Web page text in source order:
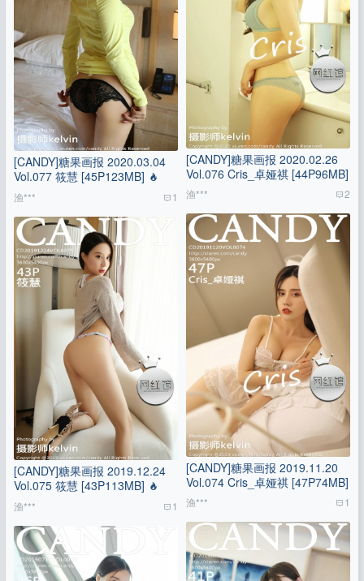
[CANDY]糖果画报 2020.03.04
Vol.077 筱慧 [45P123MB]
渔*** 1
[CANDY]糖果画报 2019.12.24
Vol.075 筱慧 [43P113MB]
渔*** 1
[CANDY]糖果画报 2020.02.26
Vol.076 Cris_卓娅祺 [44P96MB]
渔*** 2
[CANDY]糖果画报 2019.11.20
Vol.074 Cris_卓娅祺 [47P74MB]
渔*** 1